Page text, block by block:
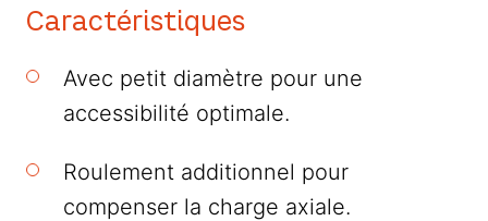
Caractéristiques
Avec petit diamètre pour une
accessibilité optimale.
Roulement additionnel pour
compenser la charge axiale.